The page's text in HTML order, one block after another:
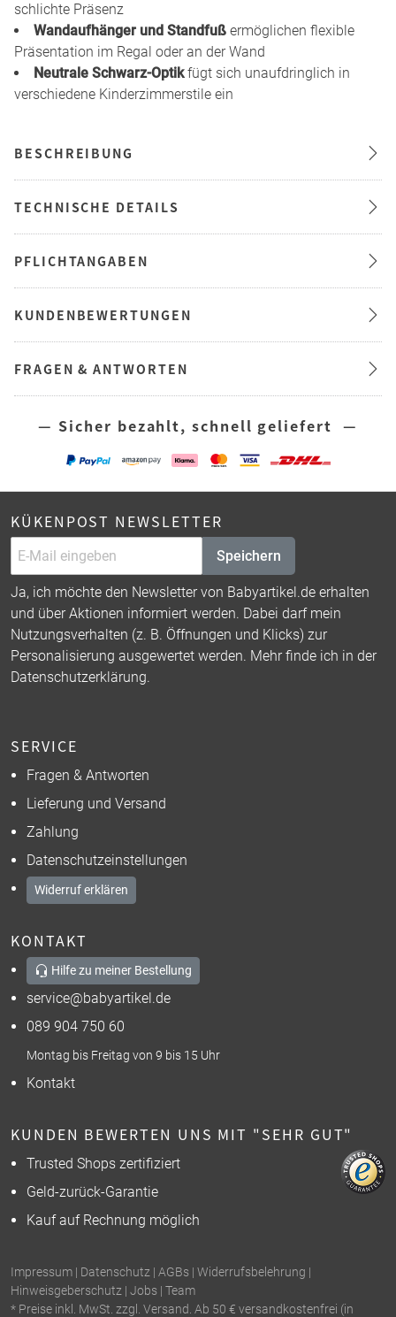
schlichte Präsenz
Wandaufhänger und Standfuß ermöglichen flexible
Präsentation im Regal oder an der Wand
Neutrale Schwarz-Optikfügt sich unaufdringlich in
verschiedene Kinderzimmerstile ein
BESCHREIBUNG
TECHNISCHE DETAILS
PFLICHTANGABEN
KUNDENBEWERTUNGEN
FRAGEN & ANTWORTEN
— Sicher bezahlt, schnell geliefert —
KÜKENPOST NEWSLETTER
Speichern
Ja, ich möchte den Newsletter von Babyartikel.de erhalten
und über Aktionen informiert werden. Dabei darf mein
Nutzungsverhalten (z. B. Öffnungen und Klicks) zur
Personalisierung ausgewertet werden. Mehr finde ich in der
Datenschutzerklärung.
SERVICE
Fragen & Antworten
Lieferung und Versand
Zahlung
Datenschutzeinstellungen
Widerruf erklären
KONTAKT
Hilfe zu meiner Bestellung
service@babyartikel.de
089 904 750 60
Montag bis Freitag von 9 bis 15 Uhr
Kontakt
KUNDEN BEWERTEN UNS MIT "SEHR GUT"
Trusted Shops zertifiziert
Geld-zurück-Garantie
Kauf auf Rechnung möglich
Impressum | Datenschutz | AGBs | Widerrufsbelehrung |
Hinweisgeberschutz | Jobs | Team
* Preise inkl. MwSt. zzgl. Versand. Ab 50 € versandkostenfrei (in